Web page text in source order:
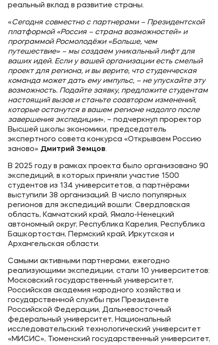
реальный вклад в развитие страны.
« Сегодня совместно с партнерами – Президентской
платформой «Россия – страна возможностей» и
программой Росмолодёжи «Больше, чем
путешествие» – мы создаем уникальный лифт для
ваших идей. Если у вашей организации есть смелый
проект для региона, и вы верите, что студенческая
команда может дать ему импульс, – не упускайте эту
возможность. Подайте заявку, предложите студентам
настоящий вызов и станьте соавтором изменений,
которые останутся в вашем регионе надолго после
завершения экспедиции», – подчеркнул проректор
Высшей школы экономики, председатель
экспертного совета конкурса «Открываем Россию
заново» Дмитрий Земцов.
В 2025 году в рамках проекта было организовано 90
экспедиций, в которых приняли участие 1500
студентов из 134 университетов, а партнёрами
выступили 38 организаций. В число популярных
регионов для экспедиций вошли: Свердловская
область, Камчатский край, Ямало-Ненецкий
автономный округ, Республика Карелия, Республика
Башкортостан, Пермский край, Иркутская и
Архангельская области.
Самыми активными партнерами, ежегодно
реализующими экспедиции, стали 10 университетов:
Московский государственный университет,
Российская академия народного хозяйства и
государственной службы при Президенте
Российской Федерации, Дальневосточный
федеральный университет, Национальный
исследовательский технологический университет
«МИСИС», Тюменский государственный университет,